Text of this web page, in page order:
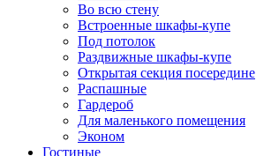
Во всю стену
Встроенные шкафы-купе
Под потолок
Раздвижные шкафы-купе
Открытая секция посередине
Распашные
Гардероб
Для маленького помещения
Эконом
Гостиные